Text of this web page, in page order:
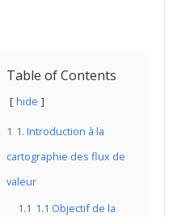
Table of Contents
hide
1 1. Introduction à la
cartographie des flux de
valeur
1.1 1.1 Objectif de la